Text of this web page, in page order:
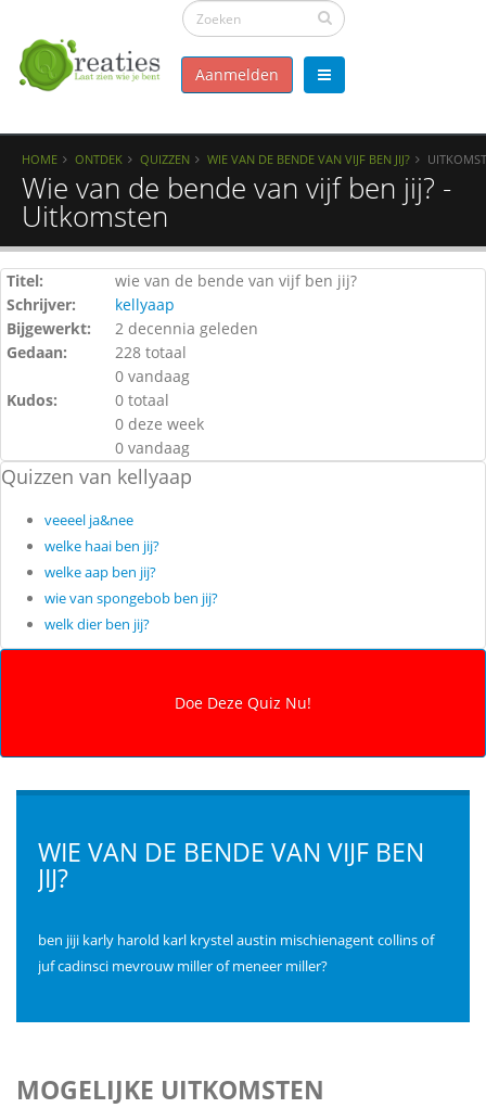
Aanmelden
HOME ONTDEK QUIZZEN WIE VAN DE BENDE VAN VIJF BEN JIJ?
Wie van de bende van vijf ben jij? -
Uitkomsten
Titel:
wie van de bende van vijf ben jij?
Schrijver:
kellyaap
Bijgewerkt:
2 decennia geleden
Gedaan:
228 totaal
0 vandaag
Kudos:
0 totaal
0 deze week
0 vandaag
Quizzen van kellyaap
veeeel ja&nee
welke haai ben jij?
welke aap ben jij?
wie van spongebob ben jij?
welk dier ben jij?
WIE VAN DE BENDE VAN VIJF BEN
JIJ?
ben jiji karly harold karl krystel austin mischienagent collins of
juf cadinsci mevrouw miller of meneer miller?
MOGELIJKE UITKOMSTEN